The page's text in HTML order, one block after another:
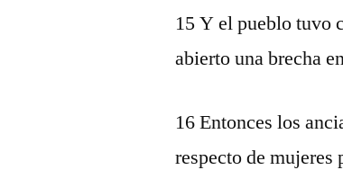
15 Y el pueblo tuvo
abierto una brecha
16 Entonces los
respecto de mujeres